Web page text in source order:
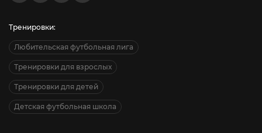
Тренировки:
Любительская футбольная лига
Тренировки для взрослых
Тренировки для детей
Детская футбольная школа